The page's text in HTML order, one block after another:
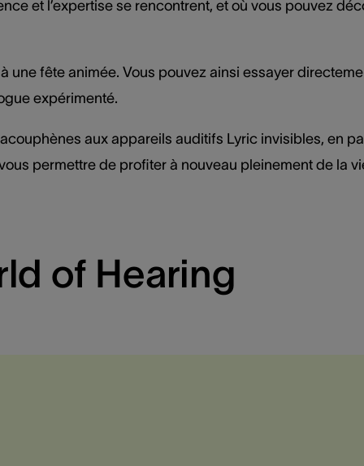
et l’expertise se rencontrent, et où vous pouvez
une fête animée. Vous pouvez ainsi essayer
expérimenté.
aux appareils auditifs Lyric invisibles, en
permettre de profiter à nouveau pleinement de la
of Hearing